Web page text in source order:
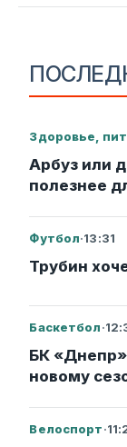
Здоровье,
Арбуз или
полезнее
Футбол·13:31
Трубин
Баскетбол·
БК «Днепр»
новому
Велоспорт·